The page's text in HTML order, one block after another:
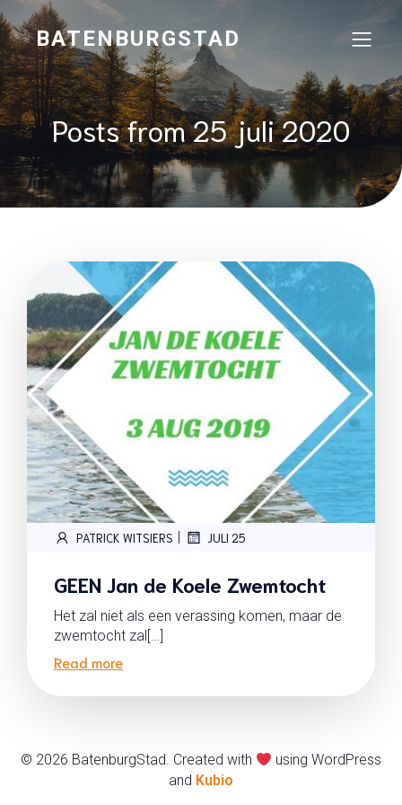
BATENBURGSTAD
Posts from 25 juli 2020
PATRICK WITSIERS | JULI 25
GEEN Jan de Koele Zwemtocht
Het zal niet als een verassing komen, maar de
zwemtocht zal[…]
Read more
© 2026 BatenburgStad. Created with
using WordPress
and Kubio